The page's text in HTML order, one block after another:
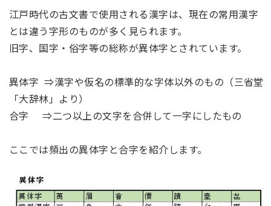
江戸時代の古文書で使用される漢字は、現在の常用漢字
とは違う字形のものが多く見られます。
旧字、国字・俗字等の総称が異体字とされています。
異体字 ⇒漢字や仮名の標準的な字体以外のもの（三省堂
「大辞林」より）
合字 ⇒二つ以上の文字を合併して一字にしたもの
ここでは頻出の異体字と合字を紹介します。